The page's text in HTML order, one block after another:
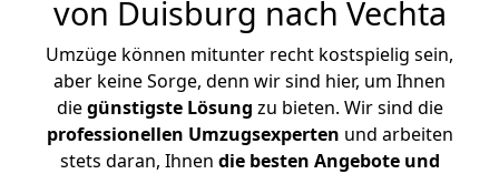
von Duisburg nach Vechta
Umzüge können mitunter recht kostspielig sein,
aber keine Sorge, denn wir sind hier, um Ihnen
diegünstigste Lösung zu bieten. Wir sind die
professionellen Umzugsexperten und arbeiten
stets daran, Ihnen die besten Angebote und